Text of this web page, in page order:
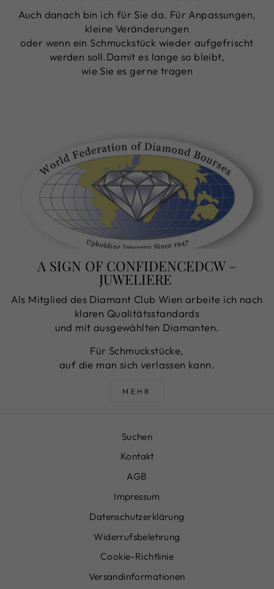
Auch danach bin ich für Sie da. Für Anpassungen,
kleine Veränderungen
oder wenn ein Schmuckstück wieder aufgefrischt
werden soll.Damit es lange so bleibt,
wie Sie es gerne tragen
A SIGN OF CONFIDENCEDCW –
JUWELIERE
Als Mitglied des Diamant Club Wien arbeite ich nach
klaren Qualitätsstandards
und mit ausgewählten Diamanten.
Für Schmuckstücke,
auf die man sich verlassen kann.
MEHR
Suchen
Kontakt
AGB
Impressum
Datenschutzerklärung
Widerrufsbelehrung
Cookie-Richtlinie
Versandinformationen